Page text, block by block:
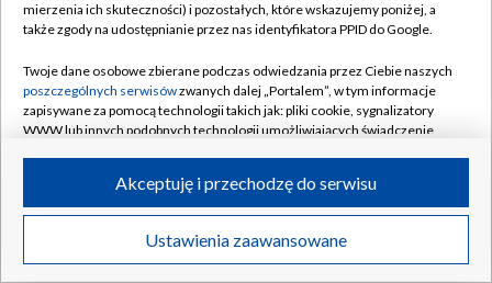
Naziemna Telewizja Cyfrowa
Rada Programowa
System NOS
Informacje o nadawcy
Program dla prasy
Ogłoszenie przetargowe
Pomoc
Kontakt
Kanały
©2026 Telewizja Polska S.A. w likwidacji
mierzenia ich skuteczności) i pozostałych, które wskazujemy poniżej, a
także zgody na udostępnianie przez nas identyfikatora PPID do Google.
Twoje dane osobowe zbierane podczas odwiedzania przez Ciebie naszych
poszczególnych serwisówzwanych dalej „Portalem”, w tym informacje
zapisywane za pomocą technologii takich jak: pliki cookie, sygnalizatory
WWW lub innych podobnych technologii umożliwiających świadczenie
ruchu w Internecie.
Twoje dane osobowe zbierane podczas odwiedzania przez Ciebie
poszczególnych serwisówna Portalu, takie jak adresy IP, identyfikatory
Ustawienia zaawansowane
Akceptuję i przechodzę do serwisu